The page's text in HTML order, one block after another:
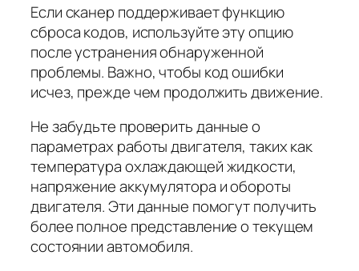
Если сканер поддерживает функцию
сброса кодов, используйте эту опцию
после устранения обнаруженной
проблемы. Важно, чтобы код ошибки
исчез, прежде чем продолжить движение.
Не забудьте проверить данные о
параметрах работы двигателя, таких как
температура охлаждающей жидкости,
напряжение аккумулятора и обороты
двигателя. Эти данные помогут получить
более полное представление о текущем
состоянии автомобиля.